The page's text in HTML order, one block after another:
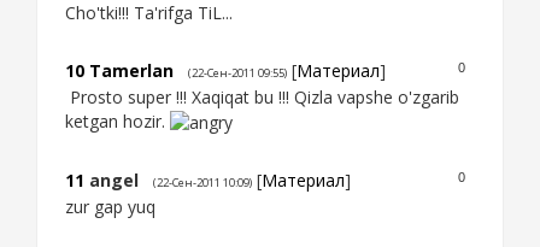
Cho'tki!!! Ta'rifga TiL...
0
10 Tamerlan (22-Сен-2011 09:55) [Материал]
Prosto super !!! Xaqiqat bu !!! Qizla vapshe o'zgarib
ketgan hozir.
0
11 angel (22-Сен-2011 10:09) [Материал]
zur gap yuq